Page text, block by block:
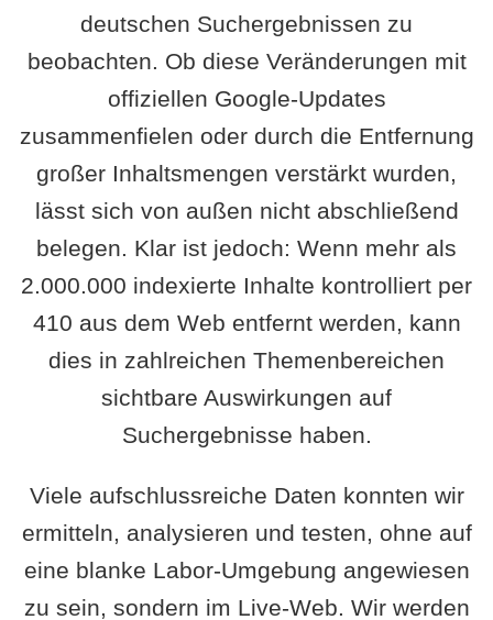
deutschen Suchergebnissen zu
beobachten. Ob diese Veränderungen mit
offiziellen Google-Updates
zusammenfielen oder durch die Entfernung
großer Inhaltsmengen verstärkt wurden,
lässt sich von außen nicht abschließend
belegen. Klar ist jedoch: Wenn mehr als
2.000.000 indexierte Inhalte kontrolliert per
410 aus dem Web entfernt werden, kann
dies in zahlreichen Themenbereichen
sichtbare Auswirkungen auf
Suchergebnisse haben.
Viele aufschlussreiche Daten konnten wir
ermitteln, analysieren und testen, ohne auf
eine blanke Labor-Umgebung angewiesen
zu sein, sondern im Live-Web. Wir werden